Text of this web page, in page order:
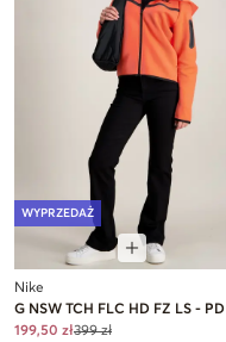
WYPRZEDAŻ
Nike
G NSW TCH FLC HD FZ LS - PD
199,50 zł399 zł